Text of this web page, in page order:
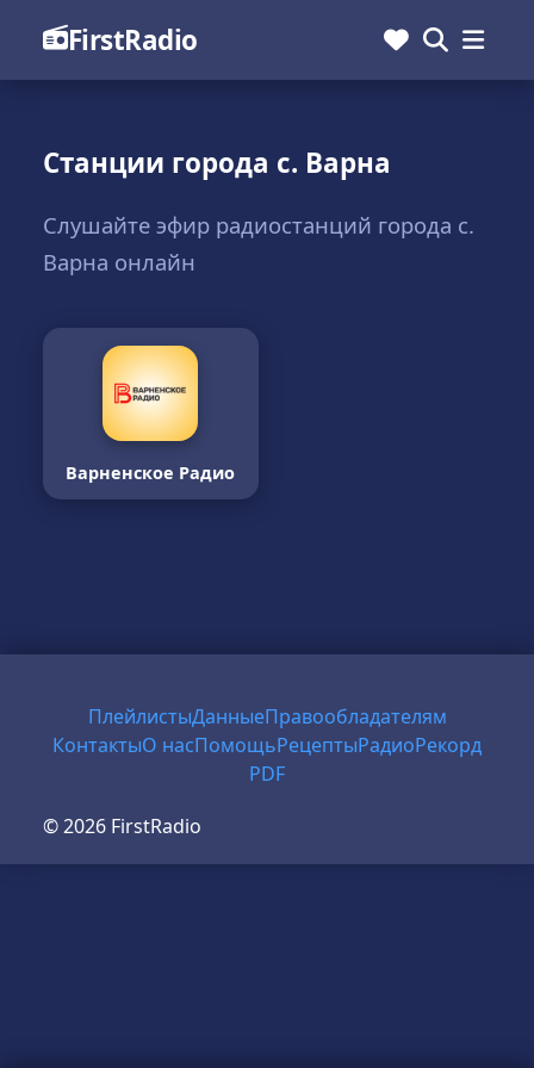
FirstRadio
Станции города с. Варна
Слушайте эфир радиостанций города с.
Варна онлайн
Варненское Радио
ПлейлистыДанныеПравообладателям
КонтактыО насПомощьРецептыРадиоРекорд
PDF
© 2026 FirstRadio